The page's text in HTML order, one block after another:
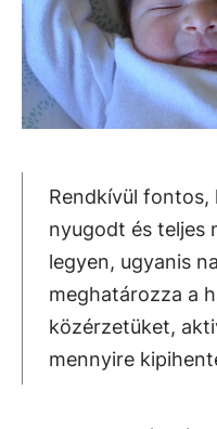
Rendkívül fontos,
nyugodt és teljes
legyen, ugyanis
meghatározza a
közérzetüket,
mennyire